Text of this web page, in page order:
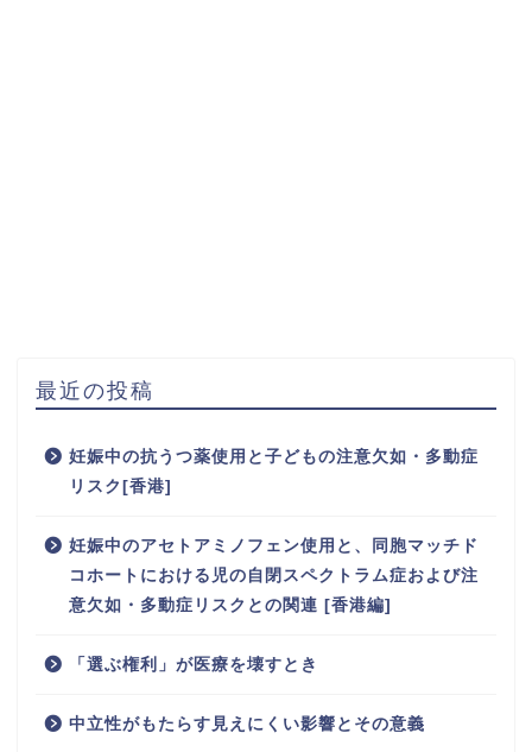
最近の投稿
妊娠中の抗うつ薬使用と子どもの注意欠如・多動症
リスク[香港]
妊娠中のアセトアミノフェン使用と、同胞マッチド
コホートにおける児の自閉スペクトラム症および注
意欠如・多動症リスクとの関連 [香港編]
「選ぶ権利」が医療を壊すとき
中立性がもたらす見えにくい影響とその意義